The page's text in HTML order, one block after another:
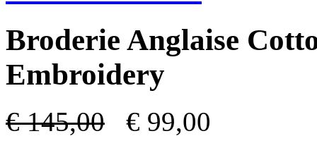
Broderie Anglaise
Embroidery
€145,00 € 99,00